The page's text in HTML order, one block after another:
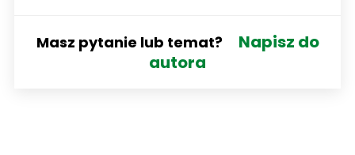
Masz pytanie lub temat?
Napisz do
autora